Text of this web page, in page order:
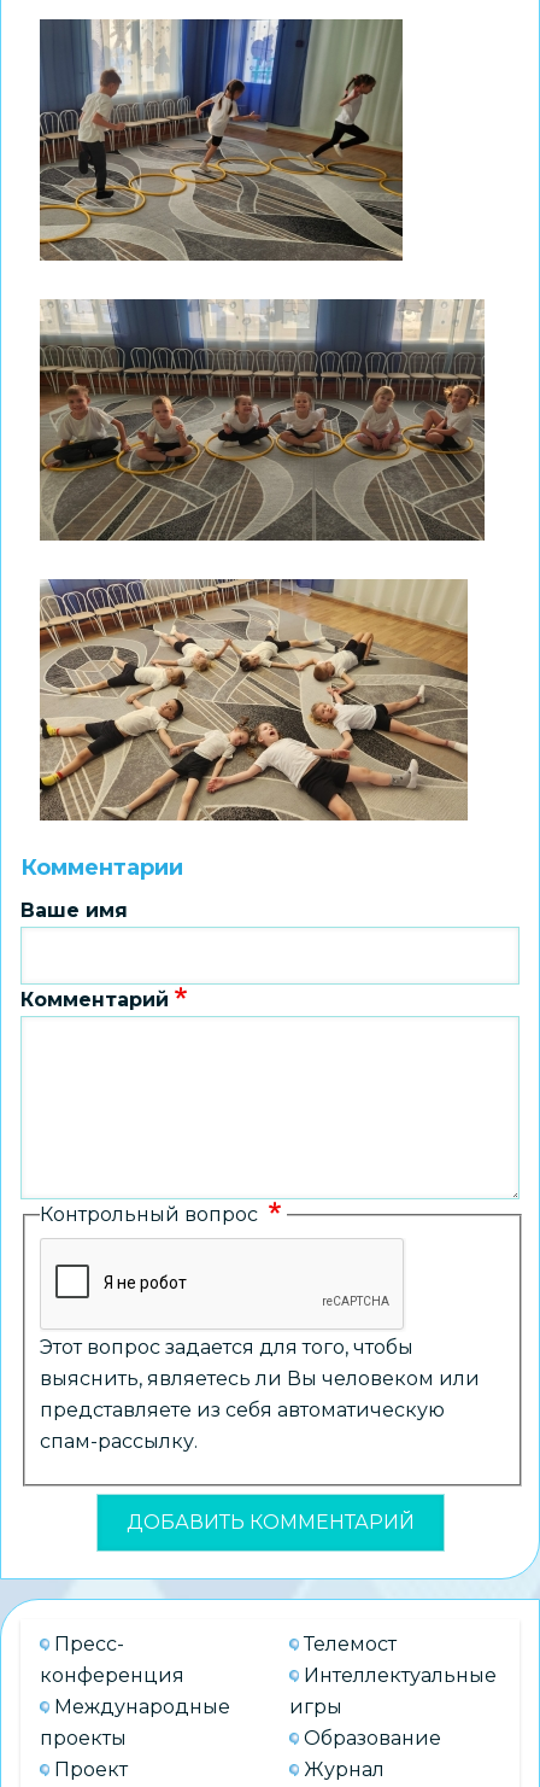
Комментарии
Ваше имя
Комментарий
Контрольный вопрос
Этот вопрос задается для того, чтобы
выяснить, являетесь ли Вы человеком или
представляете из себя автоматическую
спам-рассылку.
Пресс-
конференция
Международные
проекты
Проект
Телемост
Интеллектуальные
игры
Образование
Журнал